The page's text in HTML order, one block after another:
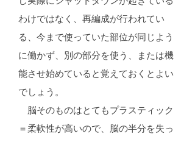
わけではなく、再編成が行われてい
る、今まで使っていた部位が同じよう
に働かず、別の部分を使う、または機
能させ始めていると覚えておくとよい
でしょう。
脳そのものはとてもプラスティック
＝柔軟性が高いので、脳の半分を失っ